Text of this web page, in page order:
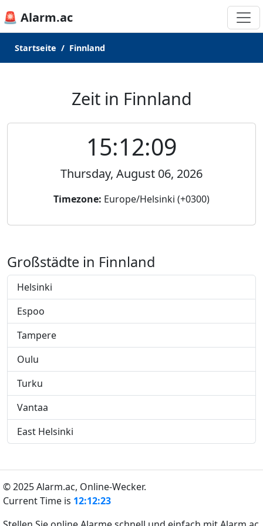
🚨 Alarm.ac
Startseite Finnland
Zeit in Finnland
15:12:09
Thursday, August 06, 2026
Timezone: Europe/Helsinki (+0300)
Großstädte in Finnland
Helsinki
Espoo
Tampere
Oulu
Turku
Vantaa
East Helsinki
© 2025 Alarm.ac, Online-Wecker.
Current Time is 12:12:24